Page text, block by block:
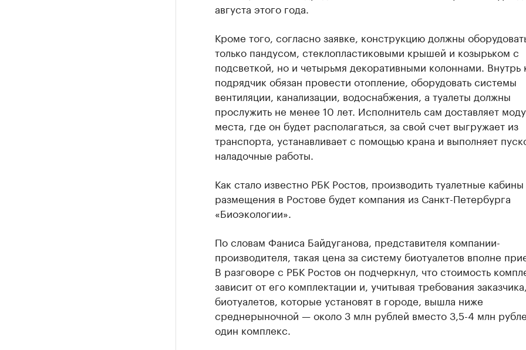
августа этого года.
Кроме того, согласно заявке, конструкцию должны
только пандусом, стеклопластиковыми крышей и козырьком с
подсветкой, но и четырьмя декоративными колоннами. Внутрь
подрядчик обязан провести отопление, оборудовать системы
вентиляции, канализации, водоснабжения, а туалеты должны
прослужить не менее 10 лет. Исполнитель сам доставляет
места, где он будет располагаться, за свой счет выгружает из
транспорта, устанавливает с помощью крана и выполняет
наладочные работы.
Как стало известно РБК Ростов, производить туалетные кабины
размещения в Ростове будет компания из Санкт-Петербурга
«Биоэкологии».
По словам Фаниса Байдуганова, представителя компании-
производителя, такая цена за систему биотуалетов вполне
В разговоре с РБК Ростов он подчеркнул, что стоимость
зависит от его комплектации и, учитывая требования
биотуалетов, которые установят в городе, вышла ниже
среднерыночной — около 3 млн рублей вместо 3,5-4 млн
один комплекс.